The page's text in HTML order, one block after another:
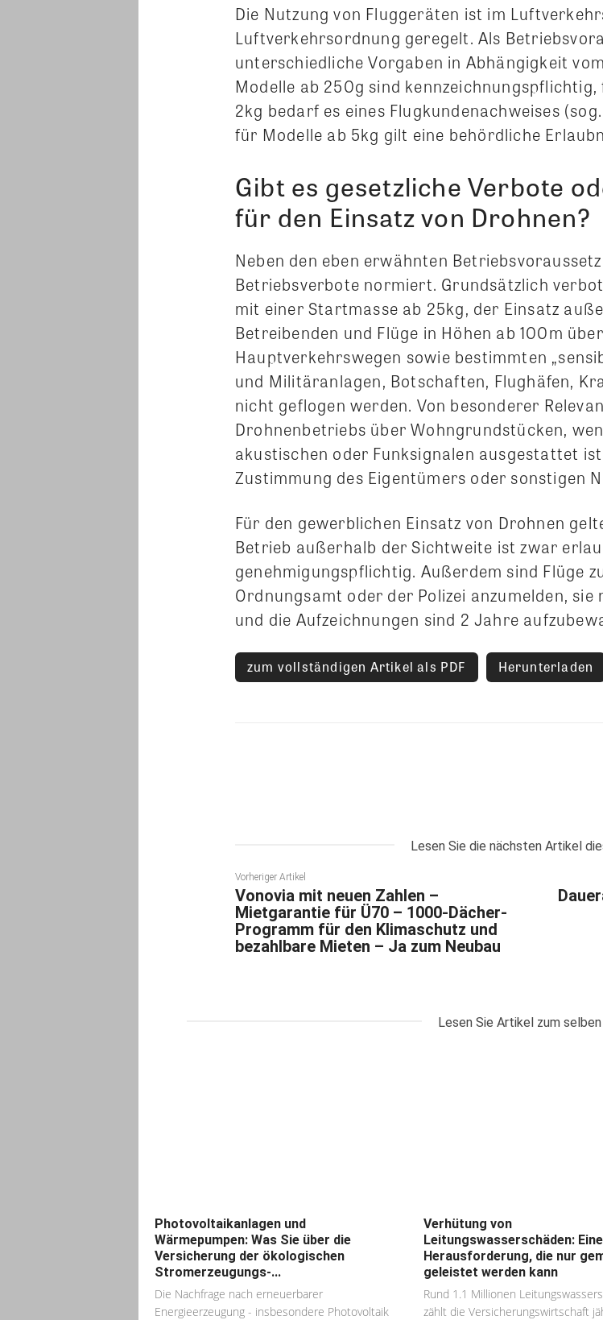
Die Nutzung von Fluggeräten ist im
Luftverkehrsordnung geregelt. Als
unterschiedliche Vorgaben in Abhängigkeit
Modelle ab 250g sind
2kg bedarf es eines Flugkundenachweises
für Modelle ab 5kg gilt eine behördliche
Gibt es gesetzliche Verbote
für den Einsatz von Drohnen?
Neben den eben erwähnten
Betriebsverbote normiert. Grundsätzlich
mit einer Startmasse ab 25kg, der Einsatz
Betreibenden und Flüge in Höhen ab 100m
Hauptverkehrswegen sowie bestimmten
und Militäranlagen, Botschaften, Flughäfen,
nicht geflogen werden. Von besonderer
Drohnenbetriebs über Wohngrundstücken,
akustischen oder Funksignalen ausgestattet
Zustimmung des Eigentümers oder sonstigen
Für den gewerblichen Einsatz von Drohnen
Betrieb außerhalb der Sichtweite ist zwar
genehmigungspflichtig. Außerdem sind Flüge
Ordnungsamt oder der Polizei anzumelden,
und die Aufzeichnungen sind 2 Jahre
zum vollständigen Artikel als PDF Herunterladen
Lesen Sie die nächsten Artikel
Vorheriger Artikel
Vonovia mit neuen Zahlen –
Mietgarantie für Ü70 – 1000-Dächer-
Programm für den Klimaschutz und
bezahlbare Mieten – Ja zum Neubau
Lesen Sie Artikel zum
Photovoltaikanlagen und
Wärmepumpen: Was Sie über die
Versicherung der ökologischen
Stromerzeugungs-...
Die Nachfrage nach erneuerbarer
Energieerzeugung - insbesondere Photovoltaik
Verhütung von
Leitungswasserschäden: Eine
Herausforderung, die nur
geleistet werden kann
Rund 1.1 Millionen
zählt die Versicherungswirtschaft